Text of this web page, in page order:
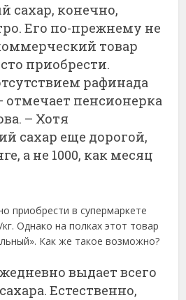
сахар, конечно,
Его по-прежнему не
товар
приобрести.
рафинада
отмечает пенсионерка
– Хотя
сахар еще дорогой,
а не 1000, как месяц
приобрести в супермаркете
кг. Однако на полках этот товар
Как же такое возможно?
выдает всего
Естественно,